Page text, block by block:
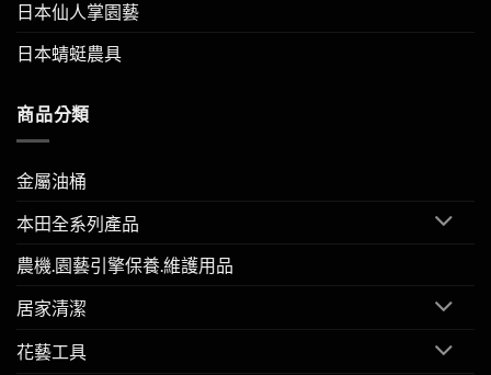
日本仙人掌園藝
日本蜻蜓農具
商品分類
金屬油桶
本田全系列產品
農機.園藝引擎保養.維護用品
居家清潔
花藝工具